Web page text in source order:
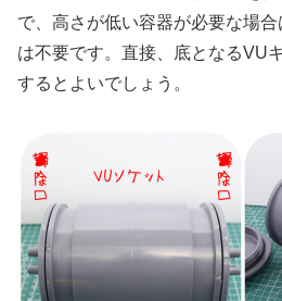
で、高さが低い容器が必要な場
は不要です。直接、底となるVU
するとよいでしょう。